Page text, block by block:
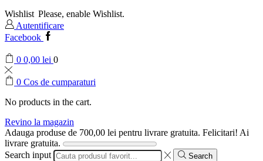
Wishlist Please, enable Wishlist.
Autentificare
Facebook
0 0,00 lei 0
0 Cos de cumparaturi
No products in the cart.
Revino la magazin
Adauga produse de 700,00 lei pentru livrare gratuita. Felicitari! Ai
livrare gratuita.
Search input
Search